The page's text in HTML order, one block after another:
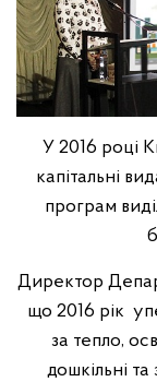
У 2016 році
капітальні
програм
Директор
що 2016 рік
за тепло,
дошкільні та